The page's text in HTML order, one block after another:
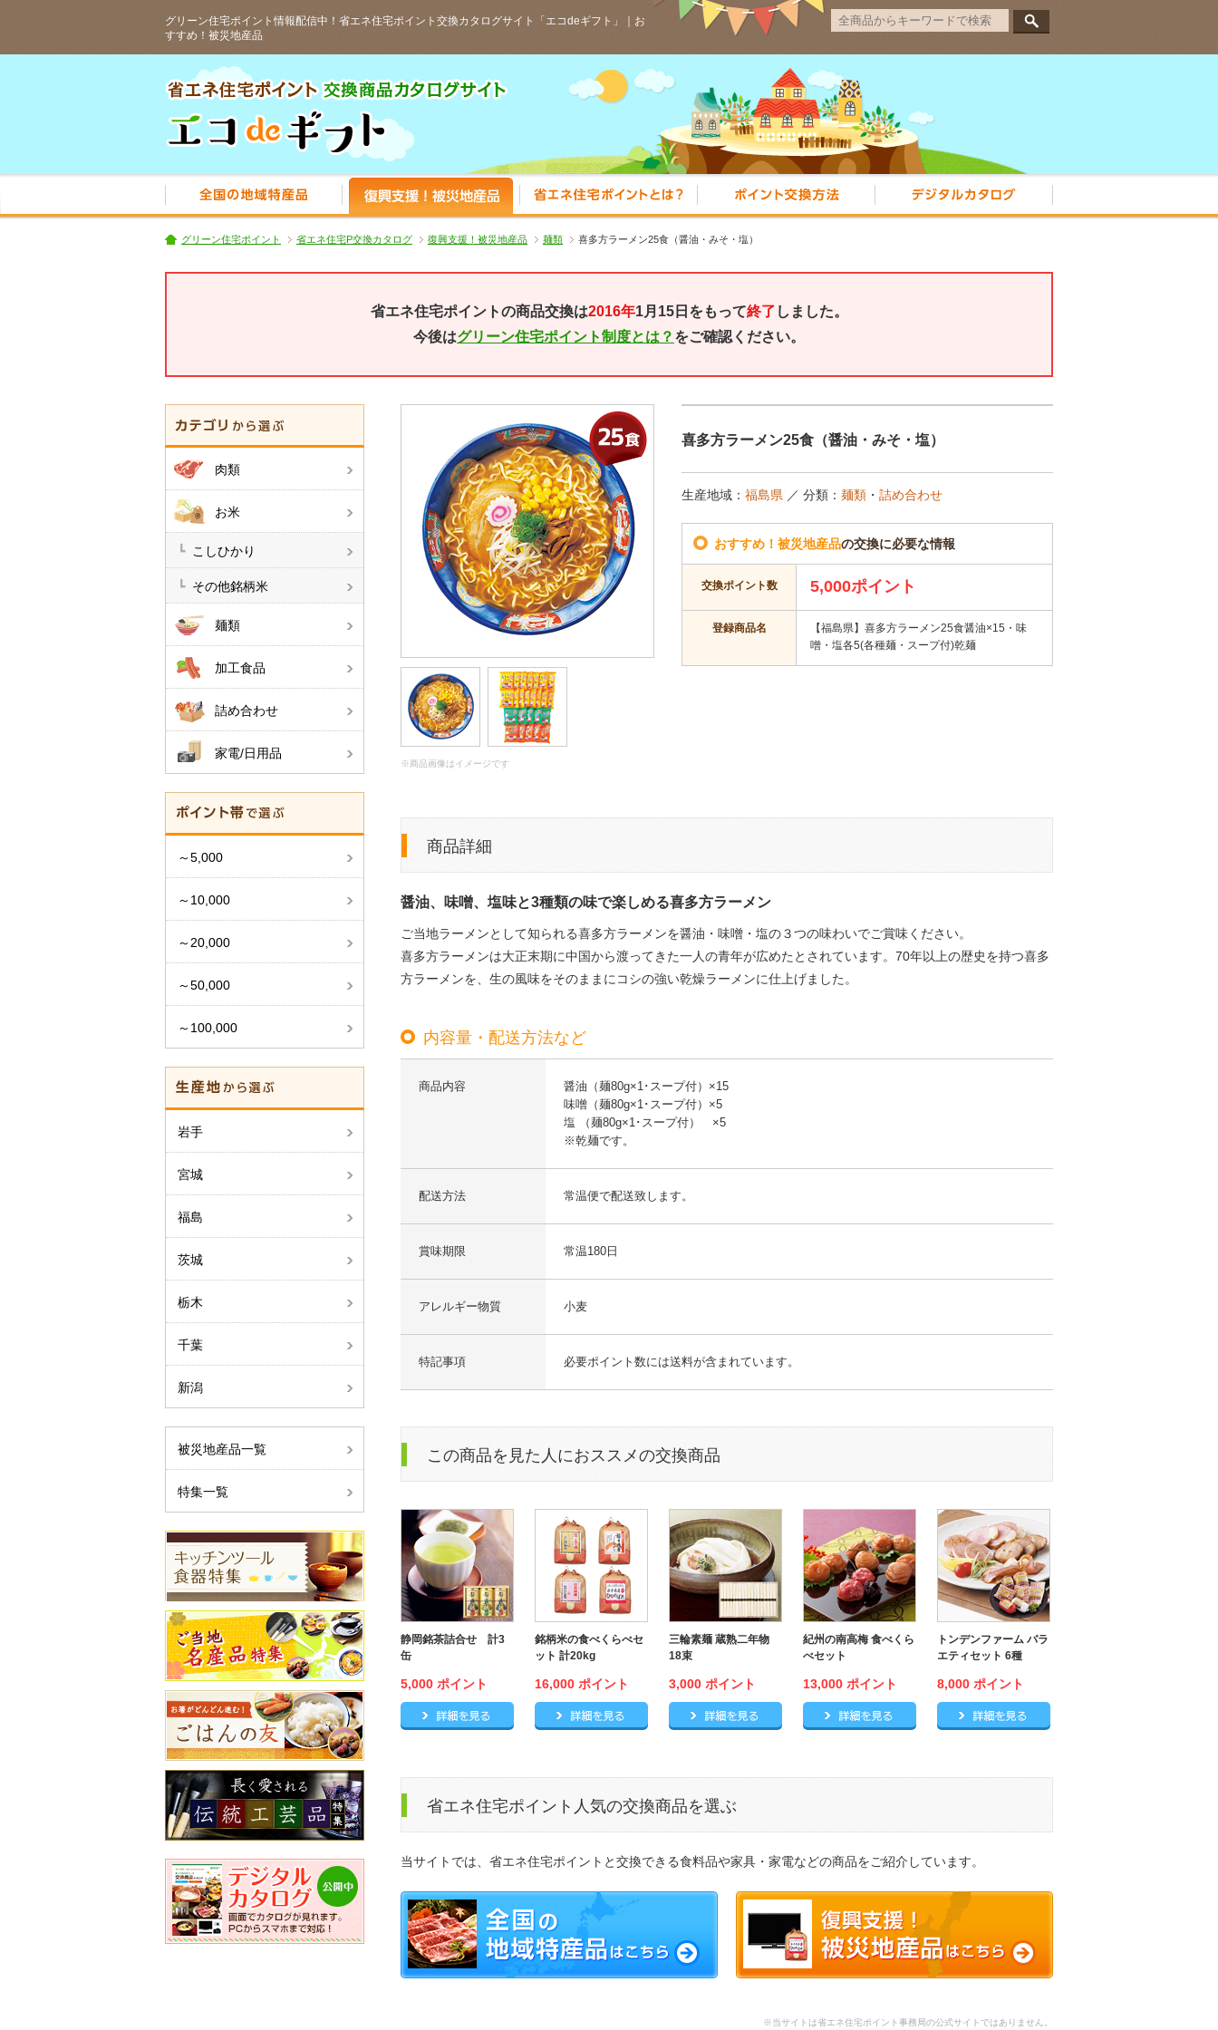
グリーン住宅ポイント情報配信中！省エネ住宅ポイント交換カタログサイト「エコdeギフト」｜お
すすめ！被災地産品
人気の全国特産品
グリーン住宅ポイント 省エネ住宅P交換カタログ 復興支援！被災地産品 麺類 喜多方ラーメン25食（醤油・みそ・塩）
省エネ住宅ポイントの商品交換は2016年1月15日をもって終了 しました。
今後はグリーン住宅ポイント制度とは？ をご確認ください。
喜多方ラーメン25食（醤油・みそ・塩）
生産地域： 福島県 ／ 分類： 麺類 ・ 詰め合わせ
おすすめ！被災地産品の交換に必要な情報
交換ポイント数 5,000ポイント
登録商品名
【福島県】喜多方ラーメン25食醤油×15・味
噌・塩各5(各種麺・スープ付)乾麺
※商品画像はイメージです
商品詳細
醤油、味噌、塩味と3種類の味で楽しめる喜多方ラーメン
ご当地ラーメンとして知られる喜多方ラーメンを醤油・味噌・塩の３つの味わいでご賞味ください。
喜多方ラーメンは大正末期に中国から渡ってきた一人の青年が広めたとされています。70年以上の歴史を持つ喜多
方ラーメンを、生の風味をそのままにコシの強い乾燥ラーメンに仕上げました。
内容量・配送方法など
商品内容
醤油（麺80g×1･スープ付）×15
味噌（麺80g×1･スープ付）×5
塩 （麺80g×1･スープ付） ×5
※乾麺です。
配送方法 常温便で配送致します。
賞味期限 常温180日
アレルギー物質 小麦
特記事項 必要ポイント数には送料が含まれています。
この商品を見た人におススメの交換商品
静岡銘茶詰合せ 計3
缶
5,000 ポイント
静岡銘茶詰合せ 計3缶の詳細
銘柄米の食べくらべセ
ット 計20kg
16,000 ポイント
銘柄米の食べくらべセット 計20kgの詳細
三輪素麺 蔵熟二年物
18束
3,000 ポイント
三輪素麺 蔵熟二年物 18束の詳細
紀州の南高梅 食べくら
べセット
13,000 ポイント
紀州の南高梅 食べくらべセットの詳細
トンデンファーム バラ
エティセット 6種
8,000 ポイント
省エネ住宅ポイント人気の交換商品を選ぶ
当サイトでは、省エネ住宅ポイントと交換できる食料品や家具・家電などの商品をご紹介しています。
※当サイトは省エネ住宅ポイント事務局の公式サイトではありません。
肉類
お米
こしひかり
その他銘柄米
麺類
加工食品
詰め合わせ
家電/日用品
～5,000
～10,000
～20,000
～50,000
～100,000
岩手
宮城
福島
茨城
栃木
千葉
新潟
被災地産品一覧
特集一覧